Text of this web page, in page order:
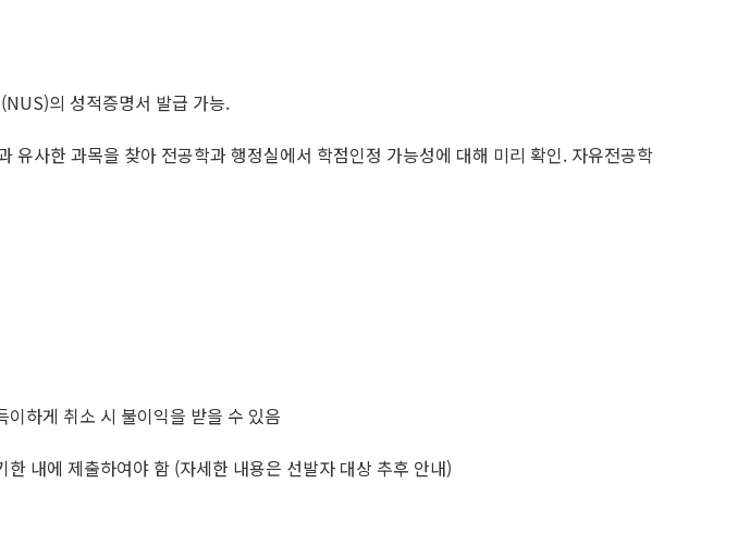
의 성적증명서 발급 가능.
사한 과목을 찾아 전공학과 행정실에서 학점인정 가능성에 대해 미리 확인. 자유전공학
하게 취소 시 불이익을 받을 수 있음
내에 제출하여야 함 (자세한 내용은 선발자 대상 추후 안내)